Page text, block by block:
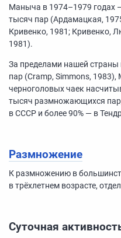
Маныча в 1974–1979 годах
тысяч пар (Ардамацкая,
Кривенко, 1981; Кривенко,
1981).
За пределами нашей страны
пар (Cramp, Simmons,
черноголовых чаек
тысяч размножающихся пар,
в СССР и более 90% — в
Размножение
К размножению в
в трёхлетнем возрасте,
Суточная